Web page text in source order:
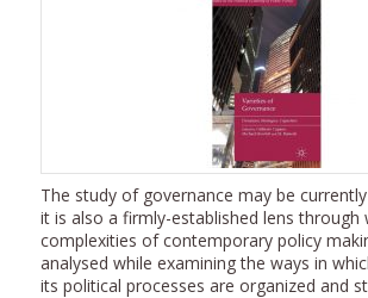
The study of governance may be
it is also a firmly-established lens through
complexities of contemporary policy
analysed while examining the ways in
its political processes are organized and